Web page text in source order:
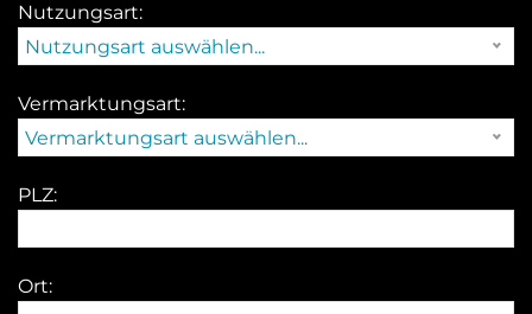
Nutzungsart:
Nutzungsart auswählen...
Vermarktungsart:
Vermarktungsart auswählen...
PLZ:
Ort: